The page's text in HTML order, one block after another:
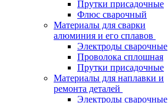
Прутки присадочные
Флюс сварочный
Материалы для сварки
алюминия и его сплавов
Электроды сварочные
Проволока сплошная
Прутки присадочные
Материалы для наплавки и
ремонта деталей
Электроды сварочные